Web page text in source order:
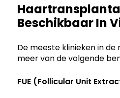
Beschikbaar In
De meeste klinieken in de
meer van de volgende
FUE (Follicular Unit